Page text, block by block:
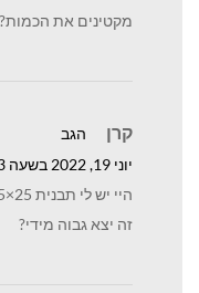
מקטינים את הכמות?
קרן
הגב
יוני 19, 2022 בשעה 4:43 pm
זה יצא גבוה מידי?